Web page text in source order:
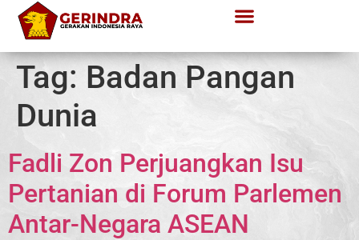
Tag: Badan Pangan
Dunia
Fadli Zon Perjuangkan Isu
Pertanian di Forum Parlemen
Antar-Negara ASEAN